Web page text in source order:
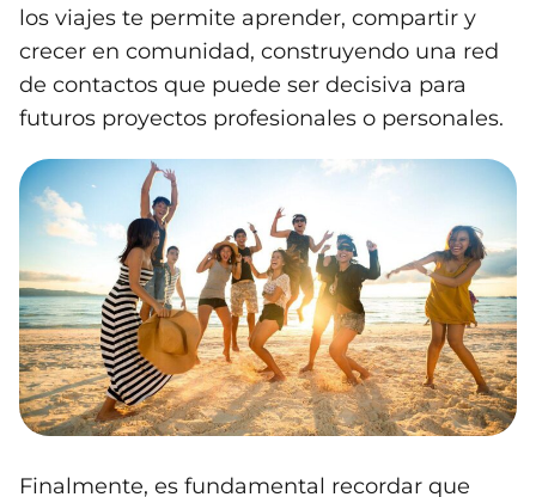
los viajes te permite aprender, compartir y
crecer en comunidad, construyendo una red
de contactos que puede ser decisiva para
futuros proyectos profesionales o personales.
Finalmente, es fundamental recordar que